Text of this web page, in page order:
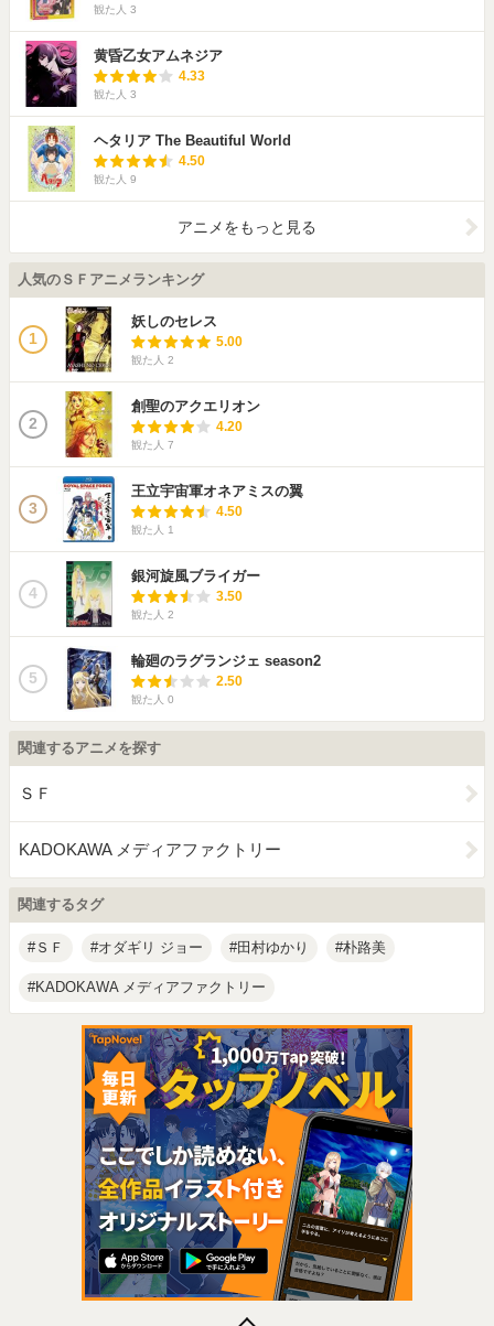
観た人 3
黄昏乙女アムネジア
4.33
観た人 3
ヘタリア The Beautiful World
4.50
観た人 9
アニメをもっと見る
人気のＳＦアニメランキング
1
妖しのセレス
5.00
観た人 2
2
創聖のアクエリオン
4.20
観た人 7
3
王立宇宙軍オネアミスの翼
4.50
観た人 1
4
銀河旋風ブライガー
3.50
観た人 2
5
輪廻のラグランジェ season2
2.50
観た人 0
関連するアニメを探す
ＳＦ
KADOKAWA メディアファクトリー
関連するタグ
ＳＦ オダギリ ジョー 田村ゆかり 朴路美
KADOKAWA メディアファクトリー